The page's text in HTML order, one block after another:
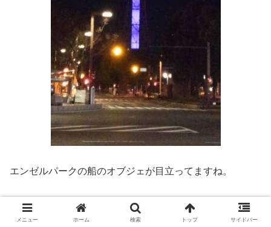
エンゼルパークの船のオブジェが目立ってますね。
メニュー ホーム 検索 トップ サイドバー